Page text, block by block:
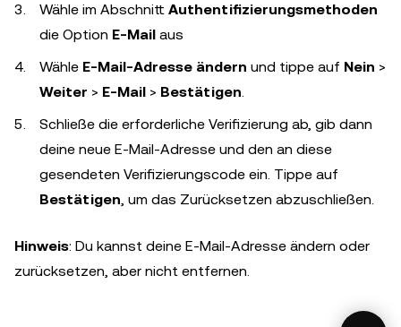
Wähle im Abschnitt Authentifizierungsmethoden
die Option E-Mail aus
Wähle E-Mail-Adresse ändern und tippe auf Nein >
Weiter > E-Mail > Bestätigen.
Schließe die erforderliche Verifizierung ab, gib dann
deine neue E-Mail-Adresse und den an diese
gesendeten Verifizierungscode ein. Tippe auf
Bestätigen, um das Zurücksetzen abzuschließen.
Hinweis: Du kannst deine E-Mail-Adresse ändern oder
zurücksetzen, aber nicht entfernen.